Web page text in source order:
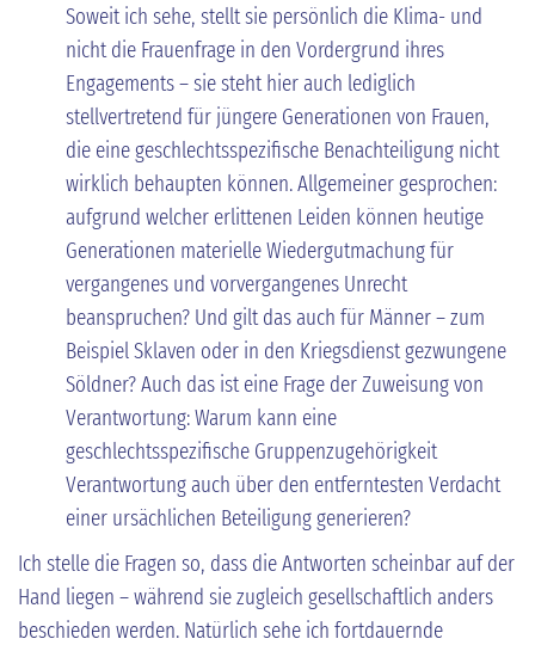
Soweit ich sehe, stellt sie persönlich die Klima- und
nicht die Frauenfrage in den Vordergrund ihres
Engagements – sie steht hier auch lediglich
stellvertretend für jüngere Generationen von Frauen,
die eine geschlechtsspezifische Benachteiligung nicht
wirklich behaupten können. Allgemeiner gesprochen:
aufgrund welcher erlittenen Leiden können heutige
Generationen materielle Wiedergutmachung für
vergangenes und vorvergangenes Unrecht
beanspruchen? Und gilt das auch für Männer – zum
Beispiel Sklaven oder in den Kriegsdienst gezwungene
Söldner? Auch das ist eine Frage der Zuweisung von
Verantwortung: Warum kann eine
geschlechtsspezifische Gruppenzugehörigkeit
Verantwortung auch über den entferntesten Verdacht
einer ursächlichen Beteiligung generieren?
Ich stelle die Fragen so, dass die Antworten scheinbar auf der
Hand liegen – während sie zugleich gesellschaftlich anders
beschieden werden. Natürlich sehe ich fortdauernde